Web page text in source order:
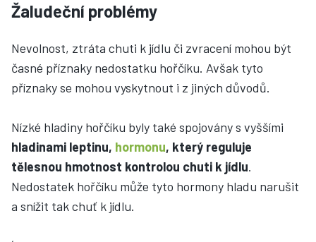
Žaludeční problémy
Nevolnost, ztráta chuti k jídlu či zvracení mohou být
časné příznaky nedostatku hořčíku. Avšak tyto
příznaky se mohou vyskytnout i z jiných důvodů.
Nízké hladiny hořčíku byly také spojovány s vyššími
hladinami leptinu, hormonu, který reguluje
tělesnou hmotnost kontrolou chuti k jídlu.
Nedostatek hořčíku může tyto hormony hladu narušit
a snížit tak chuť k jídlu.